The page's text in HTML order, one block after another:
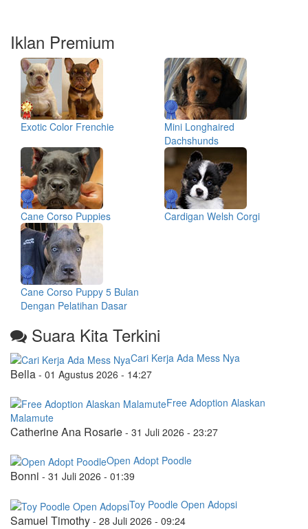
Iklan Premium
Exotic Color Frenchie
Mini Longhaired
Dachshunds
Cane Corso Puppies Cardigan Welsh Corgi
Cane Corso Puppy 5 Bulan
Dengan Pelatihan Dasar
Suara Kita Terkini
Cari Kerja Ada Mess Nya
Bella - 01 Agustus 2026 - 14:27
Free Adoption Alaskan
Malamute
Catherine Ana Rosarie - 31 Juli 2026 - 23:27
Open Adopt Poodle
Bonni - 31 Juli 2026 - 01:39
Toy Poodle Open Adopsi
Samuel Timothy - 28 Juli 2026 - 09:24